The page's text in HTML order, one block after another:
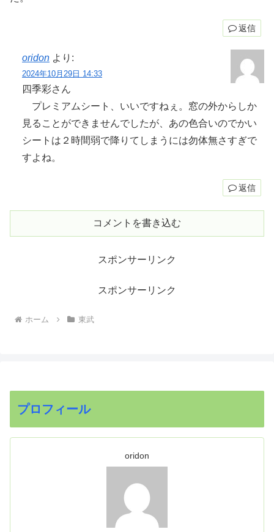
返信
oridon より:
2024年10月29日 14:33
四季彩さん
プレミアムシート、いいですねぇ。窓の外からしか
見ることができませんでしたが、あの色合いのでかい
シートは２時間弱で降りてしまうには勿体無さすぎで
すよね。
返信
コメントを書き込む
スポンサーリンク
スポンサーリンク
ホーム 東武
プロフィール
oridon